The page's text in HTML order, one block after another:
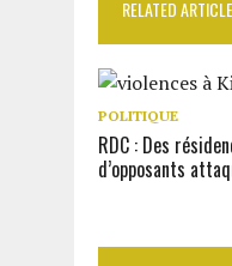
RELATED
POLITIQUE
RDC : Des
d’opposants